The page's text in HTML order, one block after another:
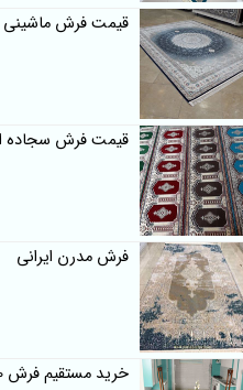
قیمت فرش ماشینی 1500 شانه
قیمت فرش سجاده ای
فرش مدرن ایرانی